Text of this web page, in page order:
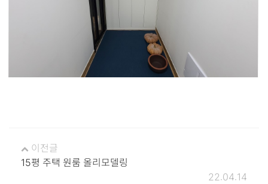
이전글
15평 주택 원룸 올리모델링
22.04.14